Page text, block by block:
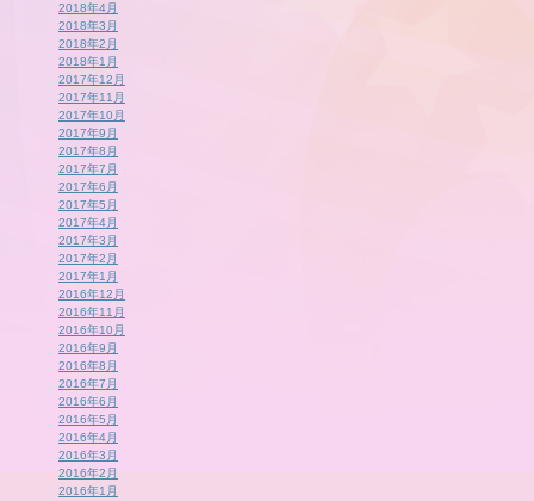
2018年4月
2018年3月
2018年2月
2018年1月
2017年12月
2017年11月
2017年10月
2017年9月
2017年8月
2017年7月
2017年6月
2017年5月
2017年4月
2017年3月
2017年2月
2017年1月
2016年12月
2016年11月
2016年10月
2016年9月
2016年8月
2016年7月
2016年6月
2016年5月
2016年4月
2016年3月
2016年2月
2016年1月